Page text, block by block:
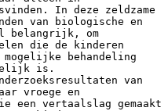
In deze zeldzame
van biologische en
belangrijk, om
die de kinderen
behandeling
is.
van
vroege en
een vertaalslag gemaakt